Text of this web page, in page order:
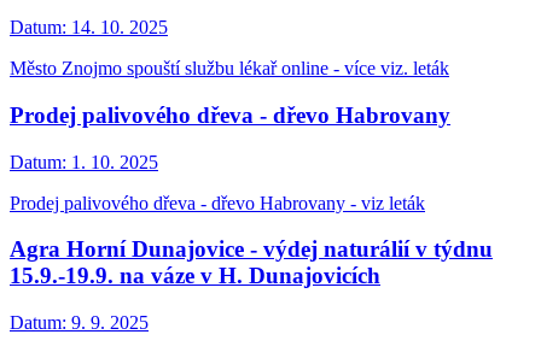
Datum: 14. 10. 2025
Město Znojmo spouští službu lékař online - více viz. leták
Prodej palivového dřeva - dřevo Habrovany
Datum: 1. 10. 2025
Prodej palivového dřeva - dřevo Habrovany - viz leták
Agra Horní Dunajovice - výdej naturálií v týdnu
15.9.-19.9. na váze v H. Dunajovicích
Datum: 9. 9. 2025